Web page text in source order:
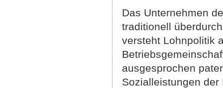
Das Unternehmen
traditionell
versteht Lohnpolitik
ausgesprochen
Sozialleistungen